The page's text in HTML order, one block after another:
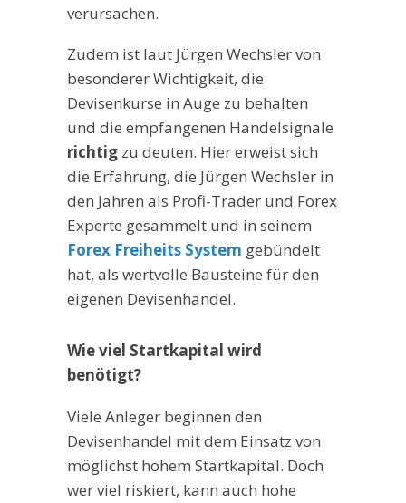
verursachen.
Zudem ist laut Jürgen Wechsler von
besonderer Wichtigkeit, die
Devisenkurse in Auge zu behalten
und die empfangenen Handelsignale
richtig zu deuten. Hier erweist sich
die Erfahrung, die Jürgen Wechsler in
den Jahren als Profi-Trader und Forex
Experte gesammelt und in seinem
Forex Freiheits System gebündelt
hat, als wertvolle Bausteine für den
eigenen Devisenhandel.
Wie viel Startkapital wird
benötigt?
Viele Anleger beginnen den
Devisenhandel mit dem Einsatz von
möglichst hohem Startkapital. Doch
wer viel riskiert, kann auch hohe